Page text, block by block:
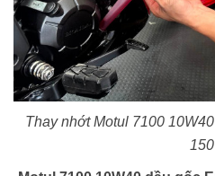
Thay nhớt Motul 7100
150